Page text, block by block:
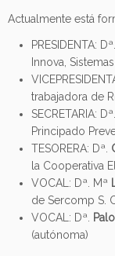
Actualmente está
PRESIDENTA: Dª.
Innova,
trabajadora de
SECRETARIA: Dª.
Principado
TESORERA: Dª.
la Cooperativa
VOCAL: Dª. Mª
de Sercomp S.
VOCAL: Dª.
(autónoma)